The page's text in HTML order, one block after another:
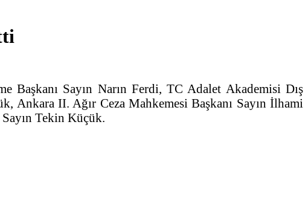
Başkanı Sayın Narın Ferdi, TC Adalet Akademisi Dış
II. Ağır Ceza Mahkemesi Başkanı Sayın İlhami
Tekin Küçük.